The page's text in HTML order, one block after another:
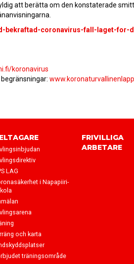
att berätta om den konstaterade
bekraftad-coronavirus-fall-laget-for-
koronavirus
LAG
i Napapiiri-
och karta
träningsområde
FRIVILLIGA
ARBETARE